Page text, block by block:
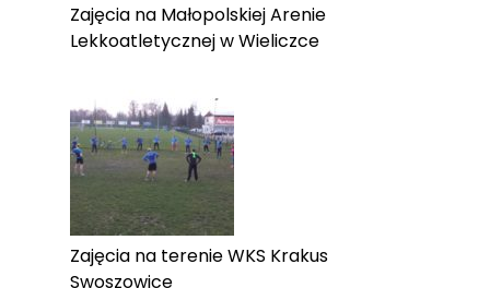
Zajęcia na Małopolskiej Arenie
Lekkoatletycznej w Wieliczce
Zajęcia na terenie WKS Krakus
Swoszowice